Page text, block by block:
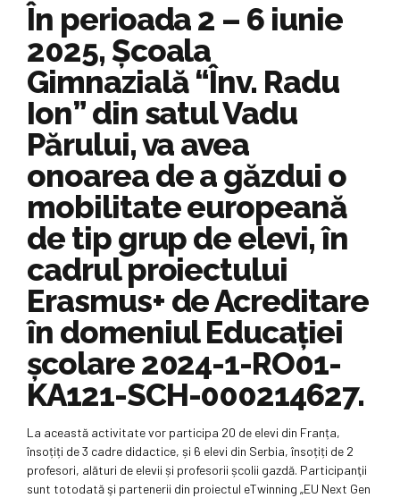
În perioada 2 – 6 iunie
2025, Școala
Gimnazială “Înv. Radu
Ion” din satul Vadu
Părului, va avea
onoarea de a găzdui o
mobilitate europeană
de tip grup de elevi, în
cadrul proiectului
Erasmus+ de Acreditare
în domeniul Educaţiei
şcolare 2024-1-RO01-
KA121-SCH-000214627.
La această activitate vor participa 20 de elevi din Franța,
însoțiți de 3 cadre didactice, și 6 elevi din Serbia, însoțiți de 2
profesori, alături de elevii și profesorii școlii gazdă. Participanţii
sunt totodată şi partenerii din proiectul eTwinning „EU Next Gen